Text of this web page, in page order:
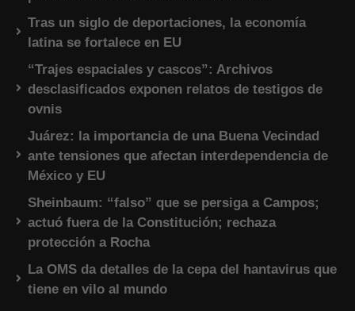
Tras un siglo de deportaciones, la economía
latina se fortalece en EU
“Trajes espaciales y cascos”: Archivos
desclasificados exponen relatos de testigos de
ovnis
Juárez: la importancia de una Buena Vecindad
ante tensiones que afectan interdependencia de
México y EU
Sheinbaum: “falso” que se persiga a Campos;
actuó fuera de la Constitución; rechaza
protección a Rocha
La OMS da detalles de la cepa del hantavirus que
tiene en vilo al mundo